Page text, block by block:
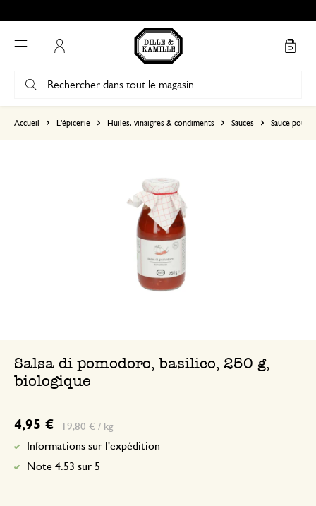
Accueil L'épicerie Huiles, vinaigres & condiments Sauces Sauce pour
Salsa di pomodoro, basilico, 250 g,
biologique
4,95 € 19,80 € / kg
Informations sur l'expédition
Note 4.53 sur 5